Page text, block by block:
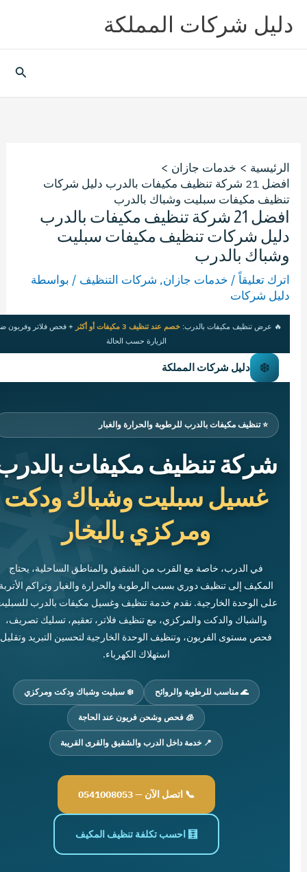
إلى
المحتوى
دليل شركات المملكة
الرئيسية
خدمات جازان
افضل 21 شركة تنظيف مكيفات بالدرب دليل شركات
تنظيف مكيفات سبليت وشباك بالدرب
افضل 21 شركة تنظيف مكيفات بالدرب
دليل شركات تنظيف مكيفات سبليت
وشباك بالدرب
اترك تعليقاً/ خدمات جازان, شركات التنظيف / بواسطة
دليل شركات
🔥 عرض تنظيف مكيفات بالدرب: خصم عند تنظيف 3 مكيفات أو أكثر
+ فحص فلاتر وفريون
الزيارة حسب الحالة
❄️ دليل شركات المملكة
⭐ تنظيف مكيفات بالدرب للرطوبة والحرارة والغبار
شركة تنظيف مكيفات
غسيل سبليت وشباك ودكت
ومركزي بالبخار
في الدرب، خاصة مع القرب من الشقيق والمناطق الساحلية، يحتاج
المكيف إلى تنظيف دوري بسبب الرطوبة والحرارة والغبار وتراكم
على الوحدة الخارجية. نقدم خدمة تنظيف وغسيل مكيفات بالدرب
والشباك والدكت والمركزي، مع تنظيف فلاتر، تعقيم، تسليك تصريف،
فحص مستوى الفريون، وتنظيف الوحدة الخارجية لتحسين التبريد وتقليل
استهلاك الكهرباء.
🌊 مناسب للرطوبة والروائح ❄️ سبليت وشباك ودكت ومركزي
🧊 فحص وشحن فريون عند الحاجة
📍 خدمة داخل الدرب والشقيق والقرى القريبة
📞 اتصل الآن — 0541008053
🧮 احسب تكلفة تنظيف المكيف